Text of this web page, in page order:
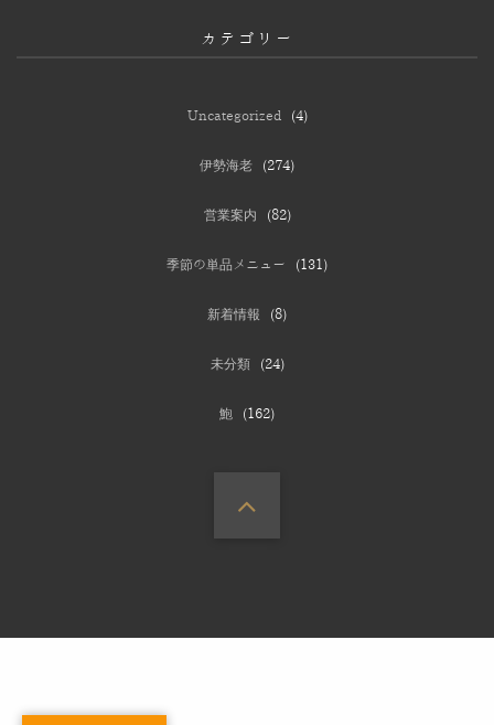
カテゴリー
Uncategorized (4)
伊勢海老 (274)
営業案内 (82)
季節の単品メニュー (131)
新着情報 (8)
未分類(24)
鮑 (162)